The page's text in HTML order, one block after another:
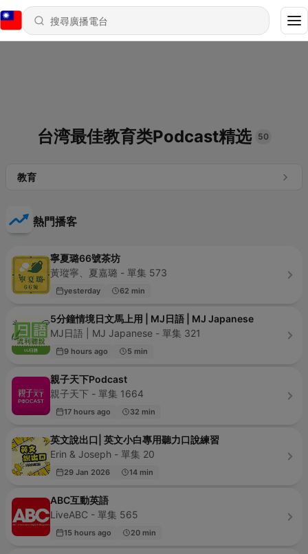
台湾最佳教育类Podcast精选 50
教育
熱門播客
寧夏璐66號茶坊
黃瑽寧、夏嘉璐 - 單集 573
yesterday 62 min
5分鐘情境日文馬上用 | MJ日語 | MJ Japanese
MJ日語 | MJ Japanese - 單集 321
9 hours ago 5 min
親子天下Podcast
親子天下 - 單集 1664
17 hours ago 32 min
英文說出口| 英文小白專用聽力口說練習
Erin & Joseph - 單集 20
29 Jan 2026 14 min
ABC互動英語
LiveABC - 單集 565
15 hours ago 20 min